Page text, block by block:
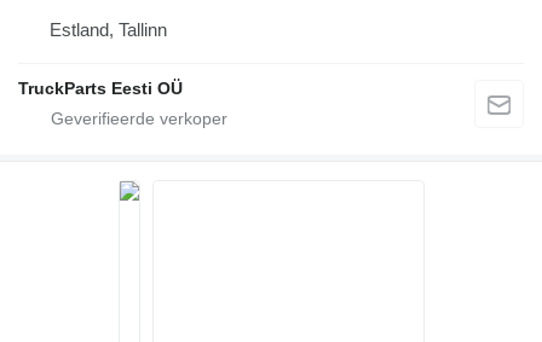
Estland, Tallinn
TruckParts Eesti OÜ